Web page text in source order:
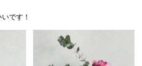
です！